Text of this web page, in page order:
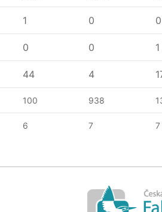
100 938
6 7 7
1 0 0
0 0 1
44 4